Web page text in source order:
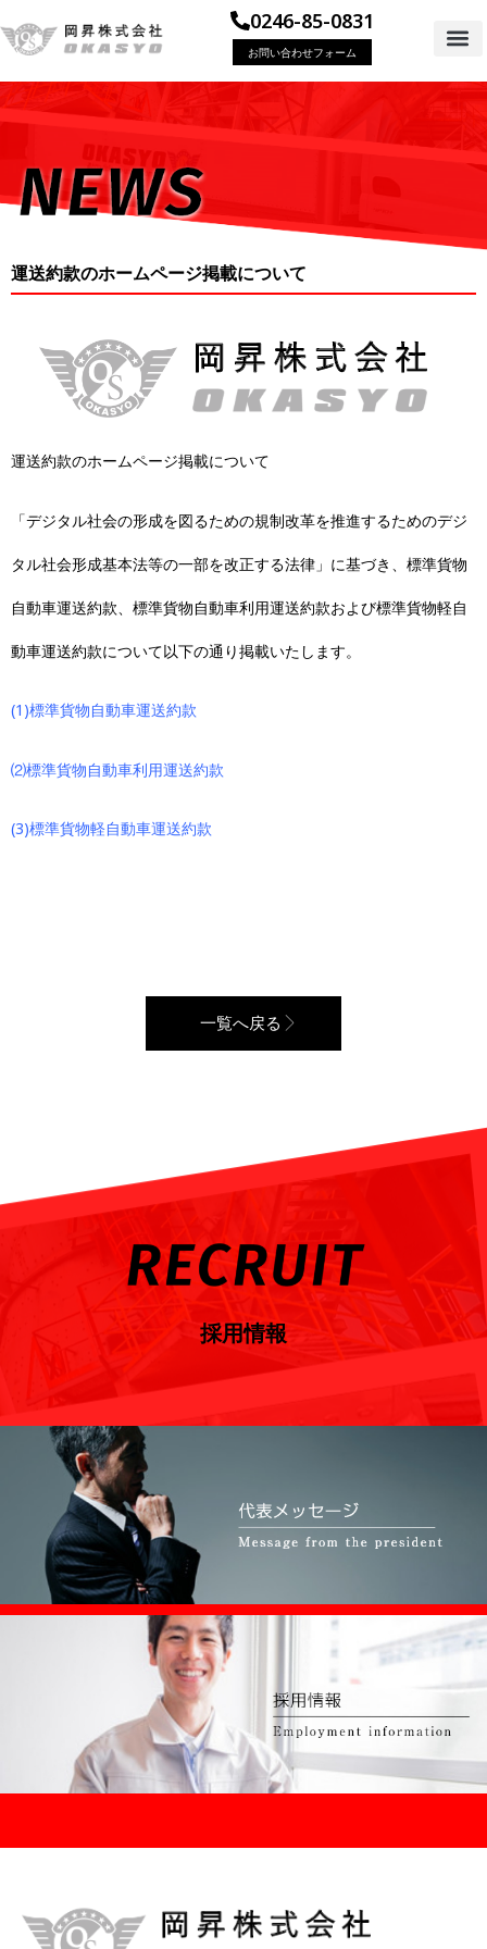
0246-85-0831
お問い合わせフォーム
運送約款のホームページ掲載について
運送約款のホームページ掲載について
「デジタル社会の形成を図るための規制改革を推進するためのデジ
タル社会形成基本法等の一部を改正する法律」に基づき、標準貨物
自動車運送約款、標準貨物自動車利用運送約款および標準貨物軽自
動車運送約款について以下の通り掲載いたします。
(1)標準貨物自動車運送約款
⑵標準貨物自動車利用運送約款
(3)標準貨物軽自動車運送約款
一覧へ戻る
採用情報